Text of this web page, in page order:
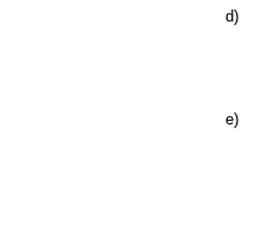
d)
e)